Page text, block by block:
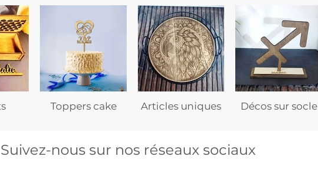
Toppers cake Articles uniques Décos sur socle
Suivez-nous sur nos réseaux sociaux